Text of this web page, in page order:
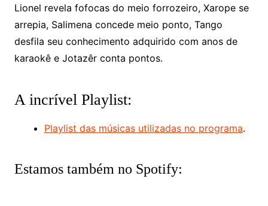
Lionel revela fofocas do meio forrozeiro, Xarope se
arrepia, Salimena concede meio ponto, Tango
desfila seu conhecimento adquirido com anos de
karaokê e Jotazêr conta pontos.
A incrível Playlist:
Playlist das músicas utilizadas no programa.
Estamos também no Spotify: